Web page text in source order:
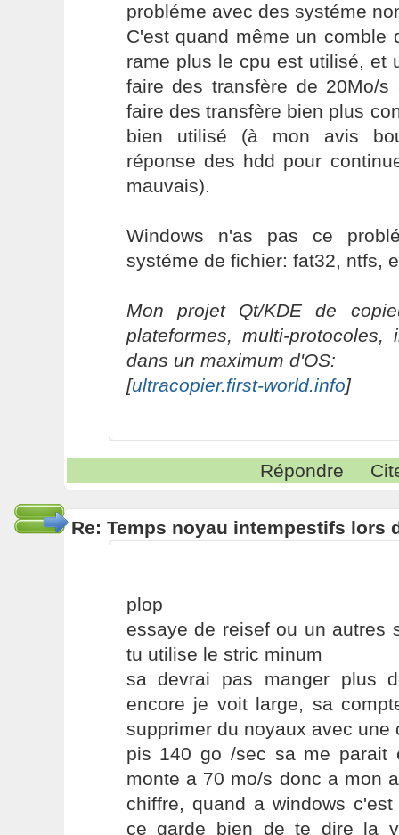
probléme avec des systéme
C'est quand même un comble
rame plus le cpu est utilisé, et
faire des transfère de 20Mo/
faire des transfère bien plus
bien utilisé (à mon avis
réponse des hdd pour
mauvais).
Windows n'as pas ce
systéme de fichier: fat32, ntfs,
Mon projet Qt/KDE de
plateformes, multi-protocoles,
dans un maximum d'OS:
[ultracopier.first-world.info]
Répondre
Re: Temps noyau intempestifs lors
plop
essaye de reisef ou un autres
tu utilise le stric minum
sa devrai pas manger plus
encore je voit large, sa
supprimer du noyaux avec une
pis 140 go /sec sa me parait
monte a 70 mo/s donc a mon
chiffre, quand a windows
ce garde bien de te dire la